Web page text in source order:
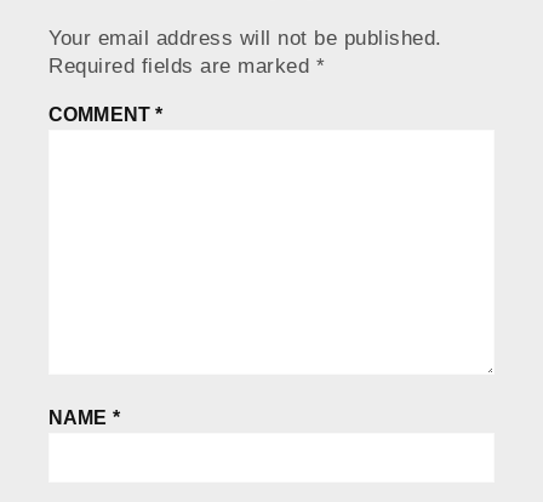
Your email address will not be published.
Required fields are marked *
COMMENT*
NAME *